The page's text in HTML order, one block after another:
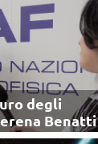
degli
Benatti